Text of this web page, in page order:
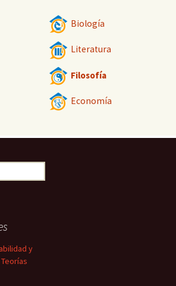
Biología
Literatura
Filosofía
Economía
y